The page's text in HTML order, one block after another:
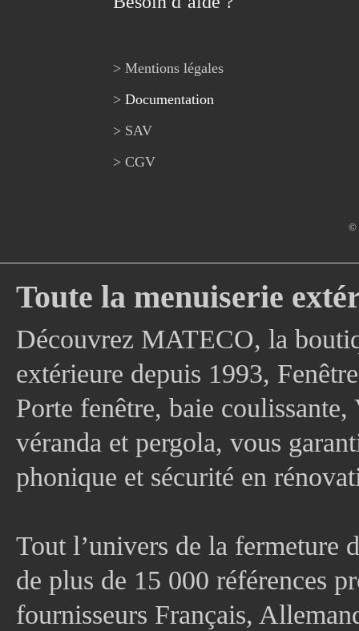
> Mentions légales
> Documentation
> SAV
> CGV
©
Toute la menuiserie
Découvrez MATECO, la
extérieure depuis 1993,
Porte fenêtre, baie
véranda et pergola, vous
phonique et sécurité en
Tout l’univers de la fermeture
de plus de 15 000 références
fournisseurs Français,